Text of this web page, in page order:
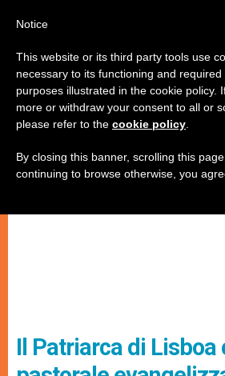
Il Patriarca di Lisboa
Notice
This website or its third party tools use
necessary to its functioning and
purposes illustrated in the cookie policy.
more or withdraw your consent to all or
please refer to the cookie policy
By closing this banner, scrolling this
continuing to browse otherwise, you